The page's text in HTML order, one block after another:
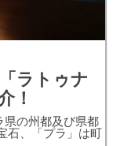
ラトゥナ
！
県の州都及び県都
石、「プラ」は町